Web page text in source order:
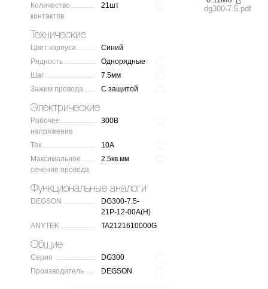
Количество
контактов
21шт
Технические
Цвет корпуса
Синий
Рядность
Однорядные
Шаг
7.5мм
Зажим провода
С защитой
Электрические
Рабочее
напряжение
300В
Ток
10А
Максимальное
сечение провода
2.5кв.мм
Функциональные аналоги
DEGSON
DG300-7.5-
21P-12-00A(H)
ANYTEK
TA2121610000G
Общие
Серия
DG300
Производитель
DEGSON
dg300-7.5.pdf